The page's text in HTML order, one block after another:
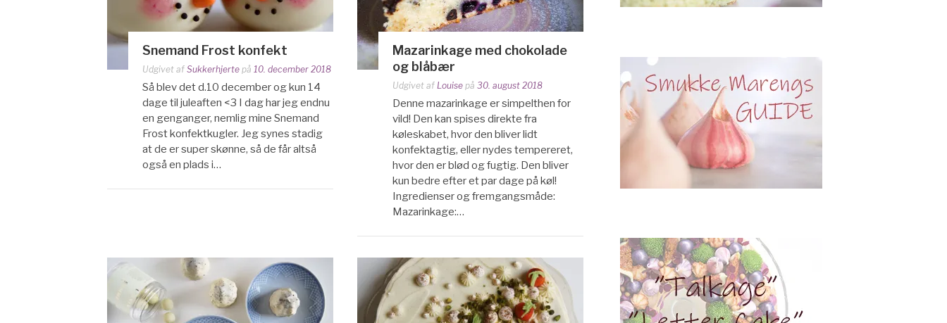
Snemand Frost konfekt
Udgivet af Sukkerhjerte på 10. december 2018
Så blev det d.10 december og kun 14
dage til juleaften <3 I dag har jeg endnu
en genganger, nemlig mine Snemand
Frost konfektkugler. Jeg synes stadig
at de er super skønne, så de får altså
også en plads i…
Mazarinkage med chokolade
og blåbær
Udgivet af Louisepå 30. august 2018
Denne mazarinkage er simpelthen for
vild! Den kan spises direkte fra
køleskabet, hvor den bliver lidt
konfektagtig, eller nydes tempereret,
hvor den er blød og fugtig. Den bliver
kun bedre efter et par dage på køl!
Ingredienser og fremgangsmåde:
Mazarinkage:…